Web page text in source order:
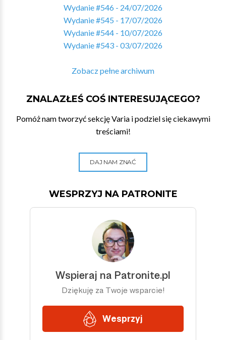
Wydanie #546 - 24/07/2026
Wydanie #545 - 17/07/2026
Wydanie #544 - 10/07/2026
Wydanie #543 - 03/07/2026
Zobacz pełne archiwum
ZNALAZŁEŚ COŚ INTERESUJĄCEGO?
Pomóż nam tworzyć sekcję Varia i podziel się ciekawymi
treściami!
DAJ NAM ZNAĆ
WESPRZYJ NA PATRONITE